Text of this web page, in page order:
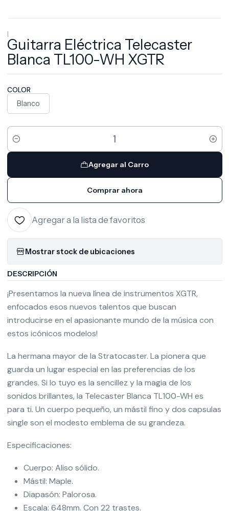
|
Guitarra Eléctrica Telecaster
Blanca TL100-WH XGTR
COLOR
Blanco
Cantidad
Agregar al Carro
Comprar ahora
Agregar a la lista de favoritos
Mostrar stock de ubicaciones
DESCRIPCIÓN
¡Presentamos la nueva línea de instrumentos XGTR,
enfocados esos nuevos talentos que buscan
introducirse en el apasionante mundo de la música con
estos icónicos modelos!
La hermana mayor de la Stratocaster. La pionera que
guarda un lugar especial en las preferencias de los
grandes. Si lo tuyo es la sencillez y la magia de los
sonidos brillantes, la Telecaster Blanca TL100-WH es
para ti. Un cuerpo pequeño, un mástil fino y dos capsulas
single son el modesto emblema de su grandeza.
Especificaciones:
Cuerpo: Aliso sólido.
Mástil: Maple.
Diapasón: Palorosa.
Escala: 648mm. Con 22 trastes.